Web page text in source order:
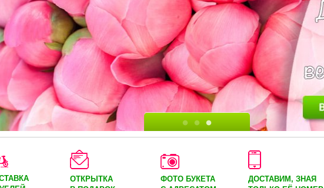
ОТКРЫТКА
ФОТО БУКЕТА
ДОСТАВИМ, ЗНАЯ